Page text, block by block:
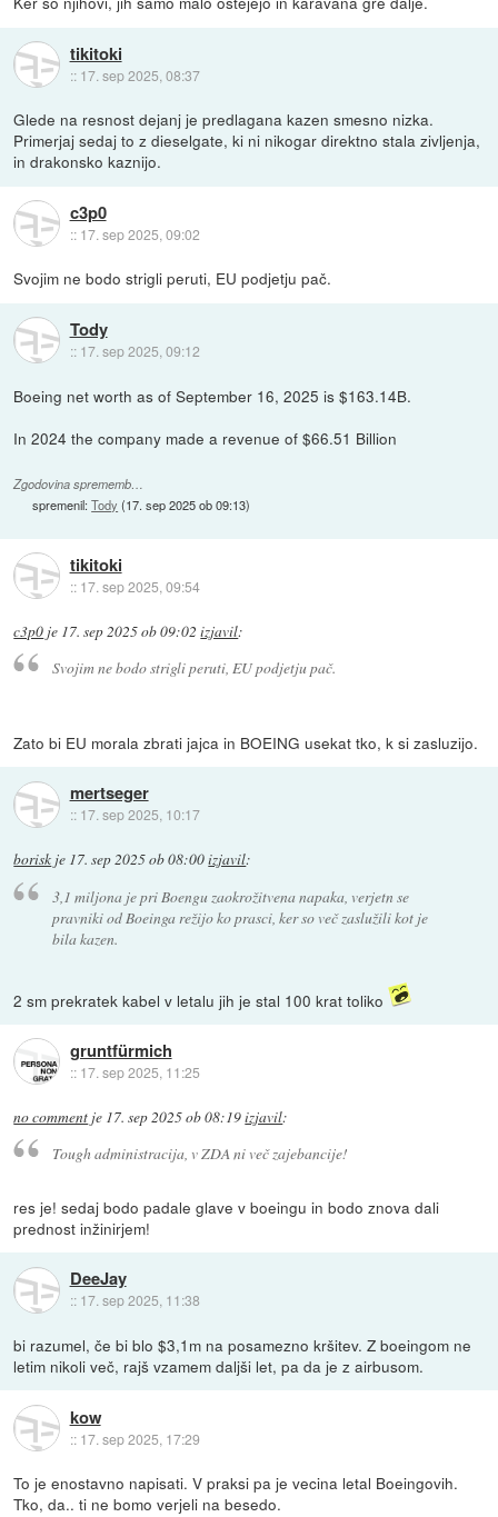
tikitoki
:: 17. sep 2025, 08:37
Glede na resnost dejanj je predlagana kazen smesno nizka.
Primerjaj sedaj to z dieselgate, ki ni nikogar direktno stala zivljenja,
in drakonsko kaznijo.
c3p0
:: 17. sep 2025, 09:02
Svojim ne bodo strigli peruti, EU podjetju pač.
Tody
:: 17. sep 2025, 09:12
Boeing net worth as of September 16, 2025 is $163.14B.
In 2024 the company made a revenue of $66.51 Billion
Zgodovina sprememb…
spremenil:Tody (17. sep 2025 ob 09:13)
tikitoki
:: 17. sep 2025, 09:54
c3p0 je 17. sep 2025 ob 09:02 izjavil:
Svojim ne bodo strigli peruti, EU podjetju pač.
Zato bi EU morala zbrati jajca in BOEING usekat tko, k si zasluzijo.
mertseger
:: 17. sep 2025, 10:17
borisk je 17. sep 2025 ob 08:00izjavil:
3,1 miljona je pri Boengu zaokrožitvena napaka, verjetn se
pravniki od Boeinga režijo ko prasci, ker so več zaslužili kot je
bila kazen.
2 sm prekratek kabel v letalu jih je stal 100 krat toliko
gruntfürmich
:: 17. sep 2025, 11:25
no comment je 17. sep 2025 ob 08:19izjavil:
Tough administracija, v ZDA ni več zajebancije!
res je! sedaj bodo padale glave v boeingu in bodo znova dali
prednost inžinirjem!
DeeJay
:: 17. sep 2025, 11:38
bi razumel, če bi blo $3,1m na posamezno kršitev. Z boeingom ne
letim nikoli več, rajš vzamem daljši let, pa da je z airbusom.
kow
:: 17. sep 2025, 17:29
To je enostavno napisati. V praksi pa je vecina letal Boeingovih.
Tko, da.. ti ne bomo verjeli na besedo.